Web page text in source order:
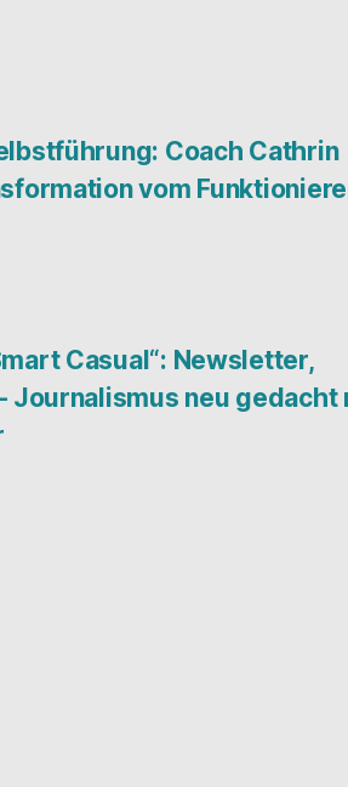
Coach Cathrin
vom
Casual“: Newsletter,
Journalismus neu gedacht